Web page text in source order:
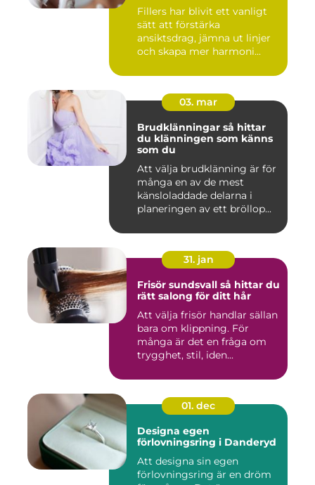
Fillers har blivit ett vanligt
sätt att förstärka
ansiktsdrag, jämna ut linjer
och skapa mer harmoni...
03. mar
Brudklänningar så hittar
du klänningen som känns
som du
Att välja brudklänning är för
många en av de mest
känsloladdade delarna i
planeringen av ett bröllop...
31. jan
Frisör sundsvall så hittar du
rätt salong för ditt hår
Att välja frisör handlar sällan
bara om klippning. För
många är det en fråga om
trygghet, stil, iden...
01. dec
Designa egen
förlovningsring i Danderyd
Att designa sin egen
förlovningsring är en dröm